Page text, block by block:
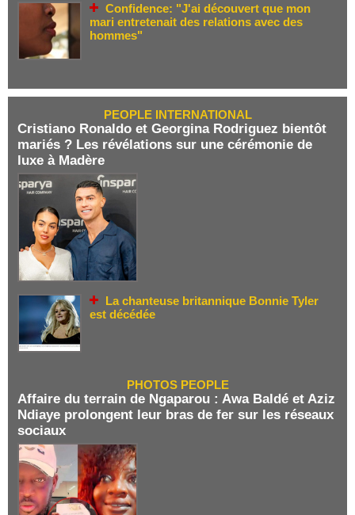
Confidence: "J'ai découvert que mon
mari entretenait des relations avec des
hommes"
PEOPLE INTERNATIONAL
Cristiano Ronaldo et Georgina Rodriguez bientôt
mariés ? Les révélations sur une cérémonie de
luxe à Madère
La chanteuse britannique Bonnie Tyler
est décédée
PHOTOS PEOPLE
Affaire du terrain de Ngaparou : Awa Baldé et Aziz
Ndiaye prolongent leur bras de fer sur les réseaux
sociaux